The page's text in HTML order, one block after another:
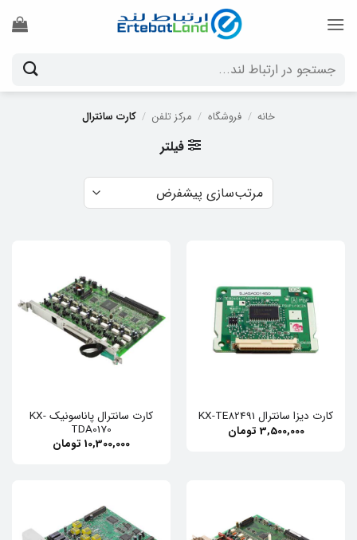
جستجو
برای:
خانه / فروشگاه / مرکز تلفن / کارت سانترال
فیلتر
کارت دیزا سانترال KX-TE82491
3,500,000 تومان
کارت سانترال پاناسونیک KX-
TDA0170
10,300,000 تومان